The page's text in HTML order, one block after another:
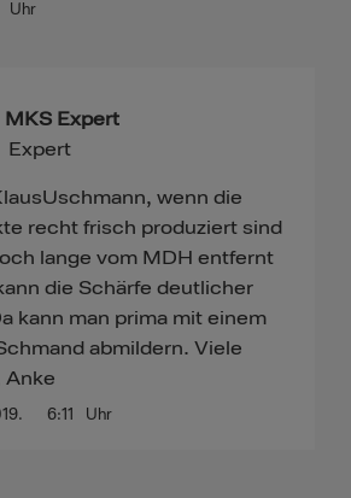
Uhr
MKS Expert
6:11 Uhr
Expert
wenn die
recht frisch produziert sind
lange vom MDH entfernt
die Schärfe deutlicher
kann man prima mit einem
abmildern. Viele
Anke